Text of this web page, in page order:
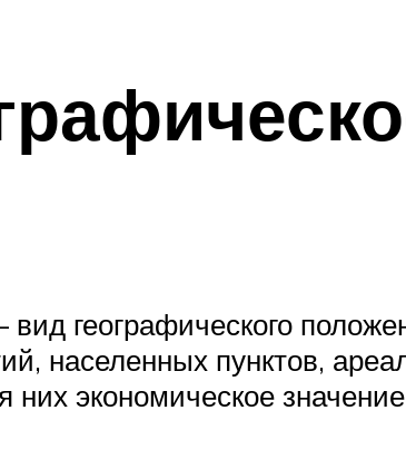
географического
населенных пунктов,
экономическое